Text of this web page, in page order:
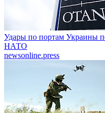
Удары по портам Украины
НАТО
newsonline.press